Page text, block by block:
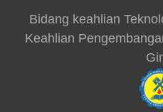
Bidang keahlian
Keahlian